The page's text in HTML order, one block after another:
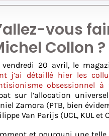
vous
Collon ?
vendredi 20 avril, le
j’ai détaillé hier les
obsessionnel
sur l’allocation
Zamora (PTB, bien
Van Parijs (UCL, KUL et